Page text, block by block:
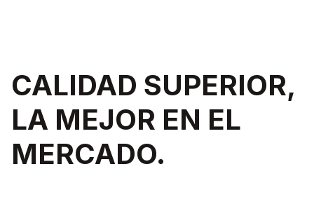
CALIDAD SUPERIOR,
LA MEJOR EN EL
MERCADO.